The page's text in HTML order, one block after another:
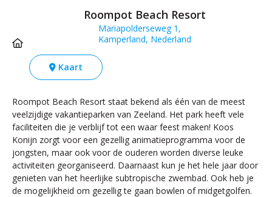
Roompot Beach Resort
Mariapolderseweg 1,
Kamperland, Nederland
Kaart
Roompot Beach Resort staat bekend als één van de meest
veelzijdige vakantieparken van Zeeland. Het park heeft vele
faciliteiten die je verblijf tot een waar feest maken! Koos
Konijn zorgt voor een gezellig animatieprogramma voor de
jongsten, maar ook voor de ouderen worden diverse leuke
activiteiten georganiseerd. Daarnaast kun je het hele jaar door
genieten van het heerlijke subtropische zwembad. Ook heb je
de mogelijkheid om gezellig te gaan bowlen of midgetgolfen.